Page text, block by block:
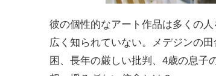
彼の個性的なアート作品は多くの
広く知られていない。メデジンの
困、長年の厳しい批判、4歳の息子